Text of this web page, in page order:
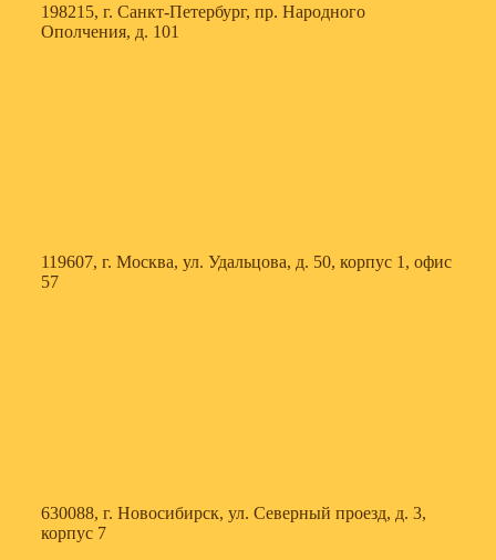
198215, г. Санкт-Петербург, пр. Народного
Ополчения, д. 101
119607, г. Москва, ул. Удальцова, д. 50, корпус 1, офис
57
630088, г. Новосибирск, ул. Северный проезд, д. 3,
корпус 7